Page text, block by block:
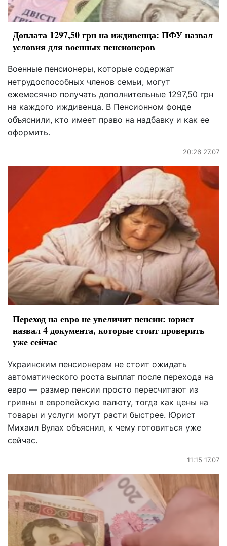
Доплата 1297,50 грн на иждивенца: ПФУ назвал
условия для военных пенсионеров
Военные пенсионеры, которые содержат
нетрудоспособных членов семьи, могут
ежемесячно получать дополнительные 1297,50 грн
на каждого иждивенца. В Пенсионном фонде
объяснили, кто имеет право на надбавку и как ее
оформить.
20:26 27.07
Переход на евро не увеличит пенсии: юрист
назвал 4 документа, которые стоит проверить
уже сейчас
Украинским пенсионерам не стоит ожидать
автоматического роста выплат после перехода на
евро — размер пенсии просто пересчитают из
гривны в европейскую валюту, тогда как цены на
товары и услуги могут расти быстрее. Юрист
Михаил Вулах объяснил, к чему готовиться уже
сейчас.
11:15 17.07